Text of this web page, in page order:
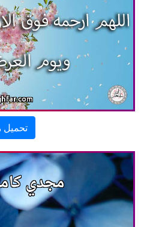
تحميل